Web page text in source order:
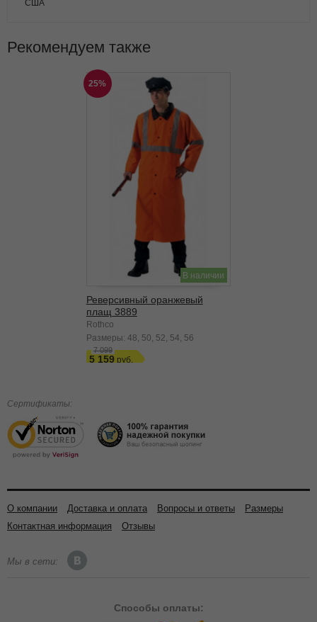
США
Рекомендуем также
25%
В наличии
Реверсивный оранжевый
плащ 3889
Rothco
Размеры: 48 50 52 54 56
7 099
5 159
Сертификаты:
О компании Доставка и оплата Вопросы и ответы
Размеры
Контактная информация
Отзывы
Мы в сети:
Способы оплаты: